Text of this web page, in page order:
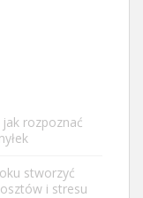
jak rozpoznać
stworzyć
i stresu